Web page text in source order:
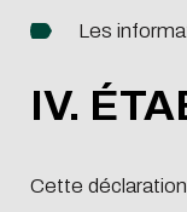
Les
IV.
Cette